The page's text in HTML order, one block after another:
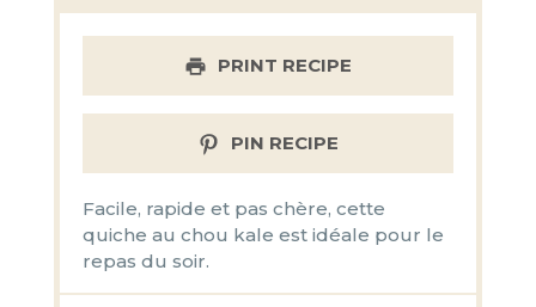
PRINT RECIPE
PIN RECIPE
Facile, rapide et pas chère, cette
quiche au chou kale est idéale pour le
repas du soir.